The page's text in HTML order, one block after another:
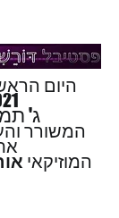
היום
ג'
המשורר
המוזיקאי